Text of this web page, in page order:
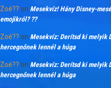
Zoé?? on Mesekvíz! Hány Disney-
emojikról? ??
Zoé?? on Mesekvíz: Derítsd ki melyik
hercegnőnek lennél a húga
Zoé?? on Mesekvíz: Derítsd ki melyik
hercegnőnek lennél a húga